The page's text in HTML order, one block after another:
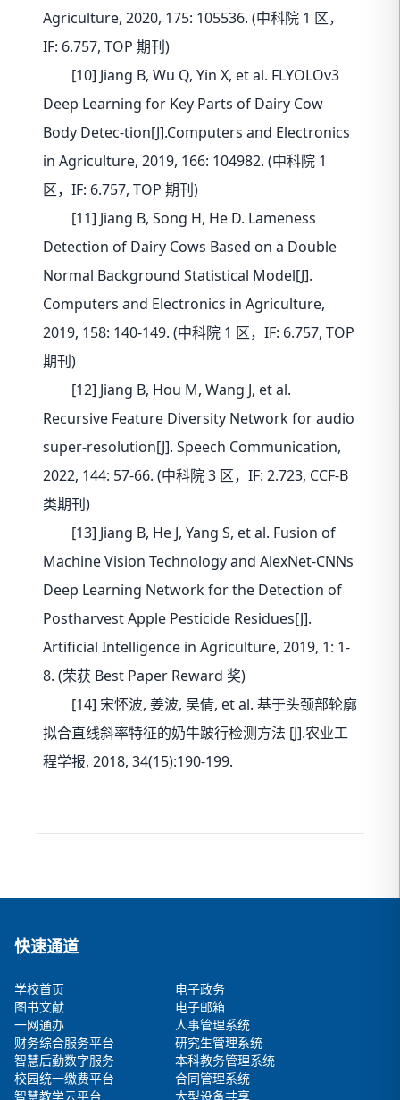
Agriculture, 2020, 175: 105536. (中科院 1 区，
IF: 6.757, TOP 期刊)
[10] Jiang B, Wu Q, Yin X, et al. FLYOLOv3
Deep Learning for Key Parts of Dairy Cow
Body Detec-tion[J].Computers and Electronics
in Agriculture, 2019, 166: 104982. (中科院 1
区，IF: 6.757, TOP 期刊)
[11] Jiang B, Song H, He D. Lameness
Detection of Dairy Cows Based on a Double
Normal Background Statistical Model[J].
Computers and Electronics in Agriculture,
2019, 158: 140-149. (中科院 1 区，IF: 6.757, TOP
期刊)
[12] Jiang B, Hou M, Wang J, et al.
Recursive Feature Diversity Network for audio
super-resolution[J]. Speech Communication,
2022, 144: 57-66. (中科院 3 区，IF: 2.723, CCF-B
类期刊)
[13] Jiang B, He J, Yang S, et al. Fusion of
Machine Vision Technology and AlexNet-CNNs
Deep Learning Network for the Detection of
Postharvest Apple Pesticide Residues[J].
Artificial Intelligence in Agriculture, 2019, 1: 1-
8. (荣获 Best Paper Reward 奖)
[14] 宋怀波, 姜波, 吴倩, et al. 基于头颈部轮廓
拟合直线斜率特征的奶牛跛行检测方法 [J].农业工
程学报, 2018, 34(15):190-199.
快速通道
学校首页
电子政务
图书文献
电子邮箱
一网通办
人事管理系统
财务综合服务平台
研究生管理系统
智慧后勤数字服务
本科教务管理系统
校园统一缴费平台
合同管理系统
智慧教学云平台
大型设备共享